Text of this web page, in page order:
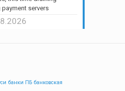
payment servers
банки ПБ банковская